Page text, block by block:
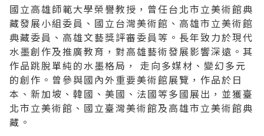
國立高雄師範大學榮譽教授，曾任台北市立美術館典
藏發展小組委員、國立台灣美術館、高雄市立美術館
典藏委員、高雄文藝獎評審委員等。長年致力於現代
水墨創作及推廣教育，對高雄藝術發展影響深遠。其
作品跳脫單純的水墨格局， 走向多媒材、變幻多元
的創作。曾參與國內外重要美術館展覽，作品於日
本、新加坡、韓國、美國、法國等多國展出，並獲臺
北市立美術館、國立臺灣美術館及高雄市立美術館典
藏。